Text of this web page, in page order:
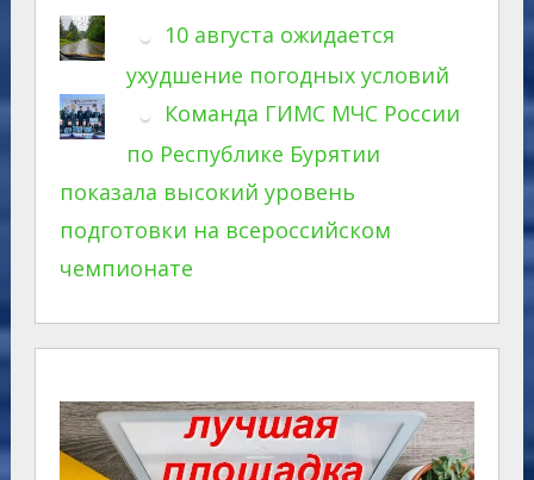
10 августа ожидается
ухудшение погодных условий
Команда ГИМС МЧС России
по Республике Бурятии
показала высокий уровень
подготовки на всероссийском
чемпионате